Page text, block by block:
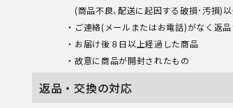
(商品不良､配送に起因する破損･汚損)以
・ご連絡(メールまたはお電話)がなく返品
・お届け後８日以上経過した商品
・故意に商品が開封されたもの
返品・交換の対応